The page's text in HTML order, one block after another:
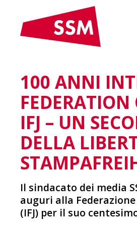
La
100 ANNI
FEDERATION
IFJ – UN
DELLA
Il sindacato dei media
auguri alla
(IFJ) per il suo